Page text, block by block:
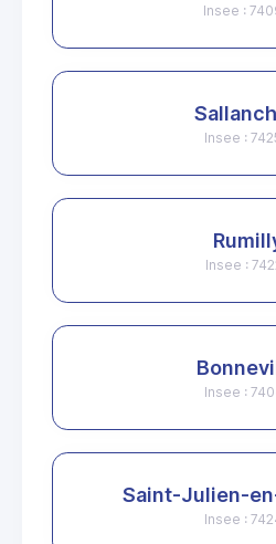
Insee :
Insee :
Insee :
Insee :
Saint-Julien-
Insee :